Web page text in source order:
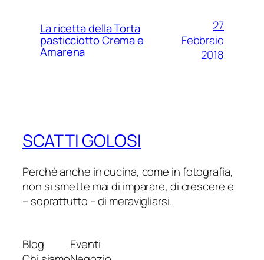
La ricetta della Torta
pasticciotto Crema e
Amarena
27
Febbraio
2018
SCATTI GOLOSI
Perché anche in cucina, come in fotografia,
non si smette mai di imparare, di crescere e
– soprattutto – di meravigliarsi.
Blog
Eventi